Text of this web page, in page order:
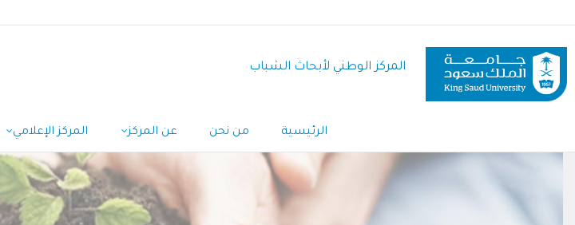
المحتوى
الرئيسي
المركز الوطني لأبحاث الشباب
الرئيسية من نحن عن المركز المركز الإعلامي